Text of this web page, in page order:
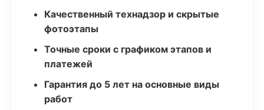
Качественный технадзор и скрытые
фотоэтапы
Точные сроки с графиком этапов и
платежей
Гарантия до 5 лет на основные виды
работ